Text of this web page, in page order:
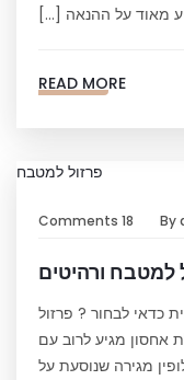
מאוד על ההנאה […]
READ MORE
By
18 Comments
למטבח ורהיטים
כדאי לבחור ? פרזול
אחסון מגיע לרוב עם
מגירה שנוסעת על